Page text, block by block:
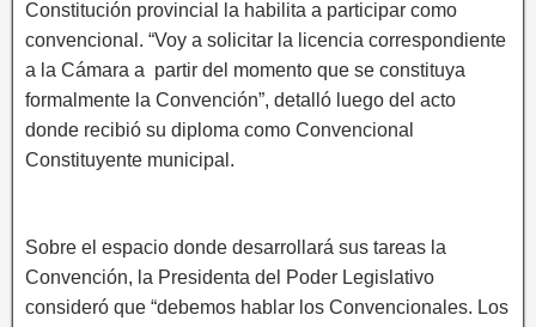
Constitución provincial la habilita a participar como
convencional. “Voy a solicitar la licencia correspondiente
a la Cámara a partir del momento que se constituya
formalmente la Convención”, detalló luego del acto
donde recibió su diploma como Convencional
Constituyente municipal.
Sobre el espacio donde desarrollará sus tareas la
Convención, la Presidenta del Poder Legislativo
consideró que “debemos hablar los Convencionales. Los